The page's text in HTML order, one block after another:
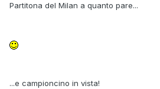
Partitona del Milan a quanto pare...
...e campioncino in vista!